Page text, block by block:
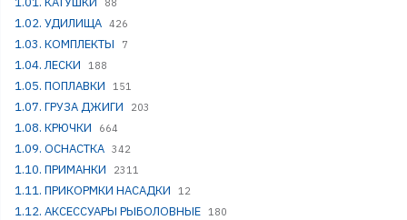
1.02. УДИЛИЩА 426
1.03. КОМПЛЕКТЫ 7
1.04. ЛЕСКИ 188
1.05. ПОПЛАВКИ 151
1.07. ГРУЗА ДЖИГИ 203
1.08. КРЮЧКИ 664
1.09. ОСНАСТКА 342
1.10. ПРИМАНКИ 2311
1.11. ПРИКОРМКИ НАСАДКИ 12
1.12. АКСЕССУАРЫ РЫБОЛОВНЫЕ 180